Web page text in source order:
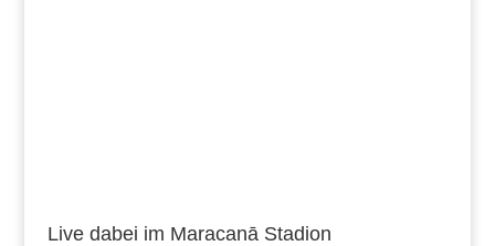
Live dabei im Maracanā Stadion